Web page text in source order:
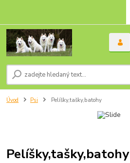
Úvod Psi Pelíšky,tašky,batohy
Pelíšky,tašky,batohy